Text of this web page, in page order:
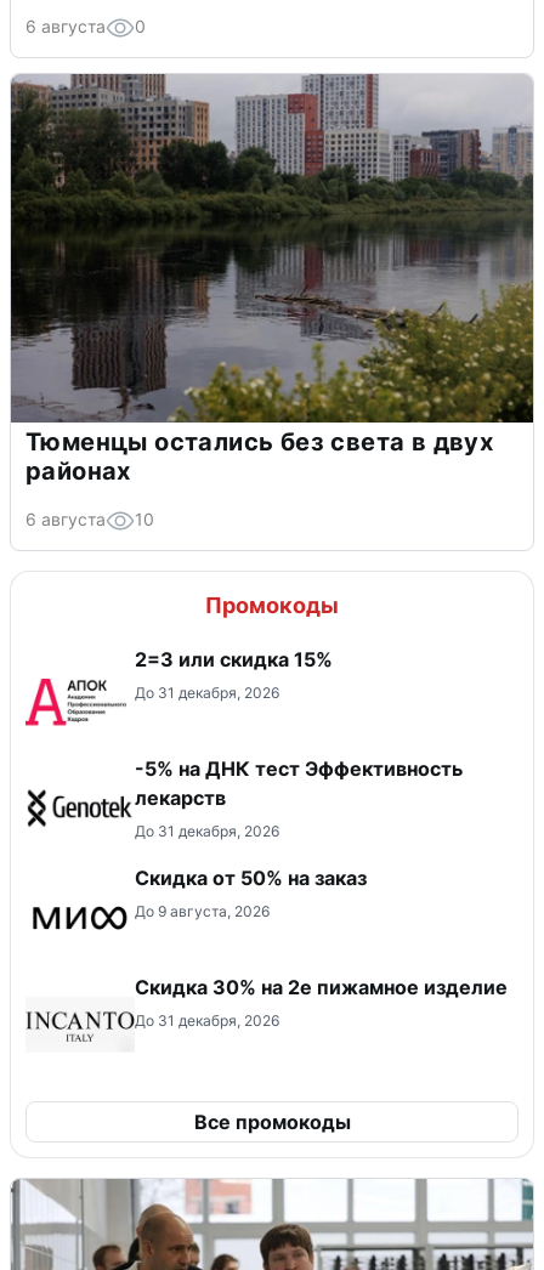
6 августа 0
Тюменцы остались без света в двух
районах
6 августа 10
Промокоды
2=3 или скидка 15%
До 31 декабря, 2026
-5% на ДНК тест Эффективность
лекарств
До 31 декабря, 2026
Скидка от 50% на заказ
До 9 августа, 2026
Скидка 30% на 2е пижамное изделие
До 31 декабря, 2026
Все промокоды